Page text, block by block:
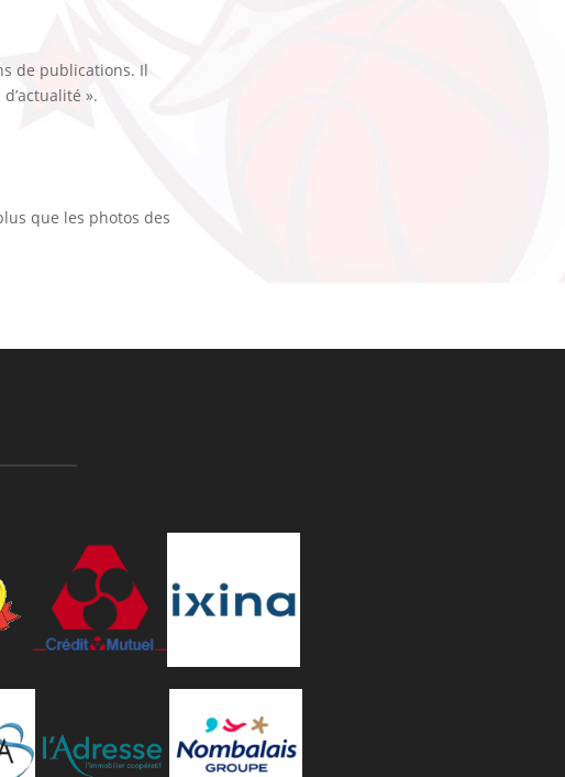
de publications. Il
».
que les photos des